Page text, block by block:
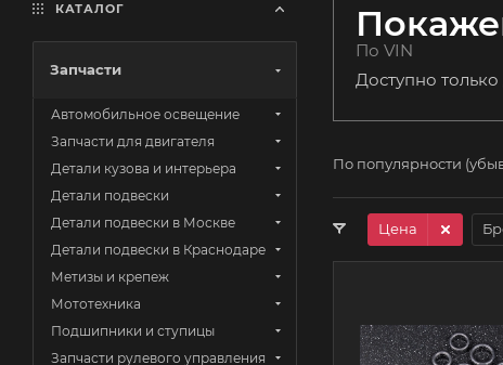
По VIN
Доступно
По популярности
Цена
КАТАЛОГ
Запчасти
Автомобильное освещение
Запчасти для двигателя
Детали кузова и интерьера
Детали подвески
Детали подвески в Москве
Детали подвески в Краснодаре
Метизы и крепеж
Мототехника
Подшипники и ступицы
Запчасти рулевого управления